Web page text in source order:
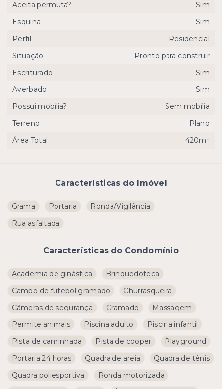
Características do Imóvel
Grama Portaria
Ronda/Vigilância
Rua asfaltada
Características do Condomínio
Academia de ginástica
Brinquedoteca
Campo de futebol gramado
Churrasqueira
Câmeras de segurança
Gramado
Massagem
Permite animais
Piscina adulto
Piscina infantil
Pista de caminhada
Pista de cooper
Playground
Portaria 24 horas
Quadra de areia
Quadra de tênis
Quadra poliesportiva
Ronda motorizada
Aceita permuta?
Sim
Esquina
Sim
Perfil
Residencial
Situação
Pronto para construir
Escriturado
Sim
Averbado
Sim
Possui mobília?
Sem mobília
Terreno
Plano
Área Total
420m²